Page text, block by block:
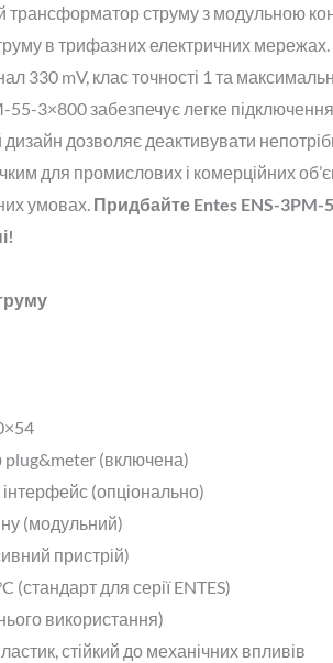
трансформатор струму з модульною
в трифазних електричних
330 mV, клас точності 1 та
3×800 забезпечує легке підключення
дозволяє деактивувати
для промислових і комерційних
умовах. Придбайте Entes ENS-3PM-
!
(включена)
(опціонально)
(модульний)
пристрій)
(стандарт для серії ENTES)
використання)
стійкий до механічних впливів